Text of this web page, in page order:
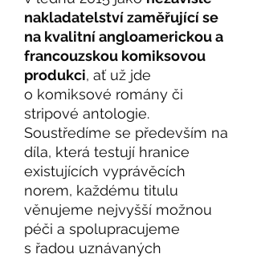
nakladatelství zaměřující se
na kvalitní angloamerickou a
francouzskou komiksovou
produkci, ať už jde
o komiksové romány či
stripové antologie.
Soustředíme se především na
díla, která testují hranice
existujících vyprávěcích
norem, každému titulu
věnujeme nejvyšší možnou
péči a spolupracujeme
s řadou uznávaných